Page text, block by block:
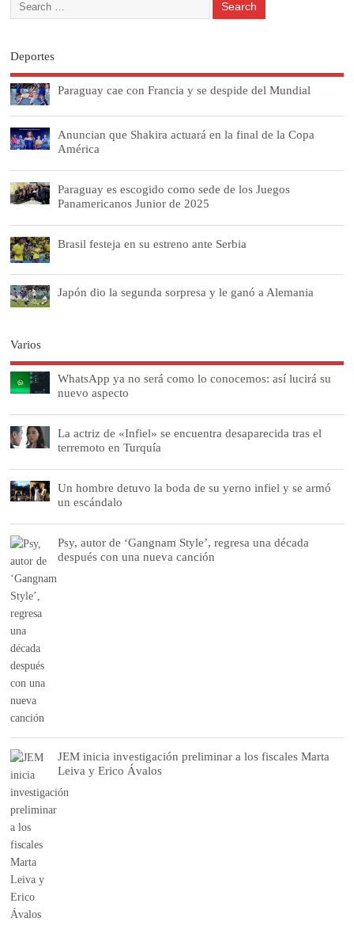
Deportes
Paraguay cae con Francia y se despide del Mundial
Anuncian que Shakira actuará en la final de la Copa
América
Paraguay es escogido como sede de los Juegos
Panamericanos Junior de 2025
Brasil festeja en su estreno ante Serbia
Japón dio la segunda sorpresa y le ganó a Alemania
Varios
WhatsApp ya no será como lo conocemos: así lucirá su
nuevo aspecto
La actriz de «Infiel» se encuentra desaparecida tras el
terremoto en Turquía
Un hombre detuvo la boda de su yerno infiel y se armó
un escándalo
Psy, autor de ‘Gangnam Style’, regresa una década
después con una nueva canción
JEM inicia investigación preliminar a los fiscales Marta
Leiva y Erico Ávalos